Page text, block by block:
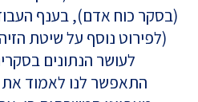
(בסקר כוח אדם), בענף
(לפירוט נוסף על שיטת
לעושר הנתונים
התאפשר לנו לאמוד